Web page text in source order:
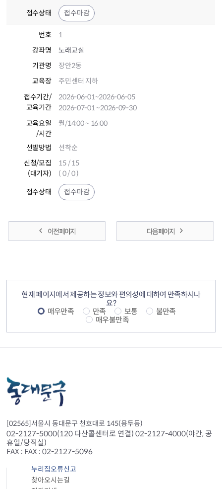
접수상태 접수마감
번호
1
강좌명
노래교실
기관명
장안2동
교육장
주민센터 지하
접수기간/
교육기간
2026-06-01~2026-06-05
2026-07-01 ~2026-09-30
교육요일
/시간
월/14:00 ~ 16:00
선발방법
선착순
신청/모집
(대기자)
15 / 15
( 0 / 0 )
접수상태 접수마감
이전 페이지 다음 페이지
현재 페이지에서 제공하는 정보와 편의성에 대하여 만족하시나
요?
매우만족
만족 보통
불만족
매우불만족
[02565]서울시 동대문구 천호대로 145(용두동)
02-2127-5000(120 다산콜센터로 연결) 02-2127-4000(야간, 공
휴일/당직실)
FAX : FAX : 02-2127-5096
누리집오류신고
찾아오시는길